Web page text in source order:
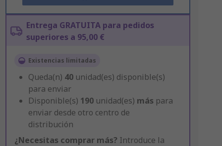
Entrega GRATUITA para pedidos
superiores a 95,00 €
Existencias limitadas
Queda(n) 40 unidad(es) disponible(s)
para enviar
Disponible(s) 190 unidad(es) más para
enviar desde otro centro de
distribución
¿Necesitas comprar más? Introduce la